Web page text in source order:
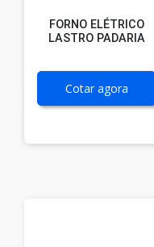
FORNO ELÉTRICO
LASTRO PADARIA
Cotar agora